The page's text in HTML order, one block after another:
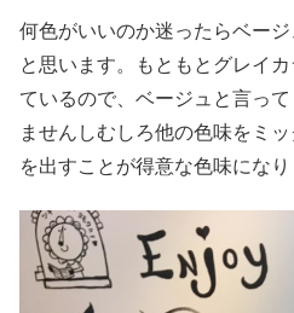
何色がいいのか迷ったらベー
と思います。もともとグレイ
ているので、ベージュと言っ
ませんしむしろ他の色味をミ
を出すことが得意な色味になり